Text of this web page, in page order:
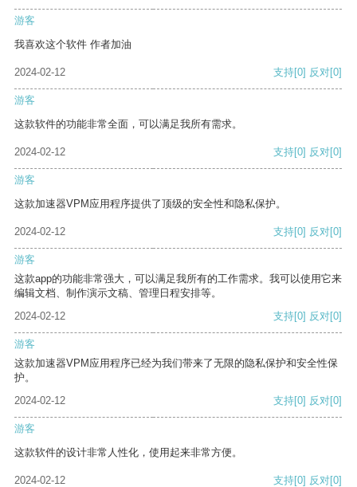
游客
我喜欢这个软件 作者加油
2024-02-12 支持[0] 反对[0]
游客
这款软件的功能非常全面，可以满足我所有需求。
2024-02-12 支持[0] 反对[0]
游客
这款加速器VPM应用程序提供了顶级的安全性和隐私保护。
2024-02-12 支持[0] 反对[0]
游客
这款app的功能非常强大，可以满足我所有的工作需求。我可以使用它来
编辑文档、制作演示文稿、管理日程安排等。
2024-02-12
支持[0] 反对[0]
游客
这款加速器VPM应用程序已经为我们带来了无限的隐私保护和安全性保
护。
2024-02-12
支持[0] 反对[0]
游客
这款软件的设计非常人性化，使用起来非常方便。
2024-02-12 支持[0] 反对[0]